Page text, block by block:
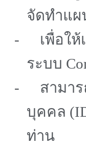
จัดทำแ
-
เพื่อใ
ระบบ
-
สามา
บุคคล
ท่าน